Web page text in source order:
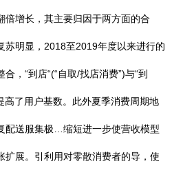
倍增长，其主要归因于两方面的合
苏明显，2018至2019年度以来进行的
，“到店“(“自取/找店消费”)与“到
高了用户基数。此外夏季消费周期地
配送服集极…缩短进一步使营收模型
扩展。引利用对零散消费者的导，使